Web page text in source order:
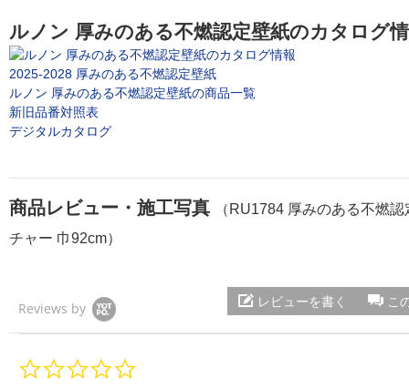
ルノン 厚みのある不燃認定壁紙のカタログ
2025-2028 厚みのある不燃認定壁紙
ルノン 厚みのある不燃認定壁紙の商品一覧
新旧品番対照表
デジタルカタログ
商品レビュー・施工写真
（RU1784 厚みのある不燃
チャー 巾92cm）
Reviews by こ
レビューを書く